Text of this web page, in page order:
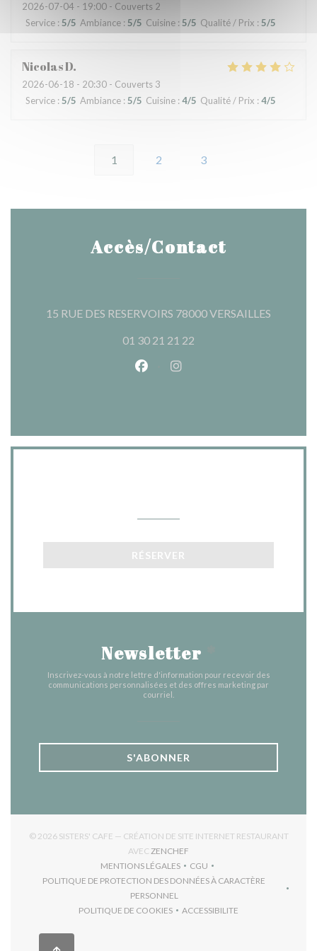
2026-07-04 - 19:00 - Couverts 2
Service : 5/5 Ambiance : 5/5 Cuisine : 5/5 Qualité / Prix : 5/5
NicolasD
2026-06-18 - 20:30 - Couverts 3
Service :5/5 Ambiance : 5/5 Cuisine : 4/5 Qualité / Prix : 4/5
1 2 3
Accès/Contact
15 RUE DES RESERVOIRS 78000 VERSAILLES
01 30 21 21 22
Facebook ((ouvre une
Instagram ((ouvre une
RÉSERVER
Newsletter
Inscrivez-vous à notre lettre d'information pour recevoir des
communications personnalisées et des offres marketing par
courriel.
S'ABONNER
© 2026 SISTERS' CAFE — CRÉATION DE SITE INTERNET RESTAURANT
AVEC ZENCHEF
MENTIONS LÉGALES
((OUVRE UNE NOUVELLE FENÊTRE))
CGU
((OUVRE UNE NOUVELLE
POLITIQUE DE PROTECTION DES DONNÉES À CARACTÈRE
PERSONNEL((OUVRE UNE NOUVELLE FENÊTRE))
POLITIQUE DE COOKIES
((OUVRE UNE NOUVELLE FENÊTRE))
ACCESSIBILITE
((OUVRE UNE NOUVELLE